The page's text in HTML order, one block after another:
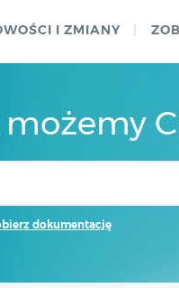
I ZMIANY
możemy
dokumentację